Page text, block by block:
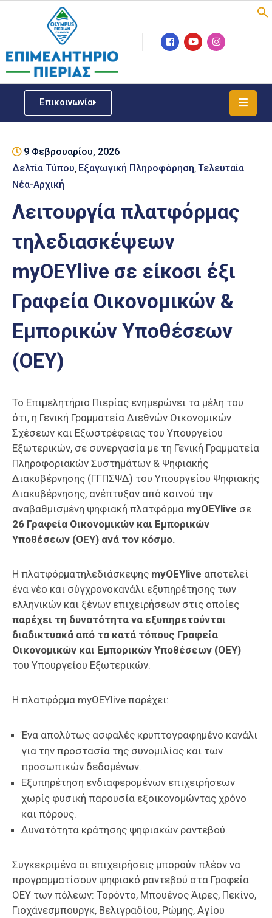
Επικοινωνία
Επιμελητήριο
Νέα
ΓΕΜΗ
Μητρώου
Επιχειρηματική
Έκθεση
Παραδοσιακών
Επαγγελμάτων
Έκθεση
ΕΒΕΠ-
ΚΜ
Πιερία
9 Φεβρουαρίου, 2026
Δελτία Τύπου Εξαγωγική Πληροφόρηση Τελευταία
Νέα-Αρχική
Λειτουργία πλατφόρμας
τηλεδιασκέψεων
myOEYlive σε είκοσι έξι
Γραφεία Οικονομικών &
Εμπορικών Υποθέσεων
(OEY)
Το Επιμελητήριο Πιερίας ενημερώνει τα μέλη του
ότι, η Γενική Γραμματεία Διεθνών Οικονομικών
Σχέσεων και Εξωστρέφειας του Υπουργείου
Εξωτερικών, σε συνεργασία με τη Γενική Γραμματεία
Πληροφοριακών Συστημάτων & Ψηφιακής
Διακυβέρνησης (ΓΓΠΣΨΔ) του Υπουργείου Ψηφιακής
Διακυβέρνησης, ανέπτυξαν από κοινού την
αναβαθμισμένη ψηφιακή πλατφόρμα myOEYlive σε
26 Γραφεία Οικονομικών και Εμπορικών
Υποθέσεων (ΟΕΥ) ανά τον κόσμο.
Η πλατφόρματηλεδιάσκεψης myOEYlive αποτελεί
ένα νέο και σύγχρονοκανάλι εξυπηρέτησης των
ελληνικών και ξένων επιχειρήσεων στις οποίες
παρέχει τη δυνατότητα να εξυπηρετούνται
διαδικτυακά από τα κατά τόπους Γραφεία
Οικονομικών και Εμπορικών Υποθέσεων (ΟΕΥ)
του Υπουργείου Εξωτερικών.
Η πλατφόρμα myOEYlive παρέχει:
Ένα απολύτως ασφαλές κρυπτογραφημένο κανάλι
για την προστασία της συνομιλίας και των
προσωπικών δεδομένων.
Εξυπηρέτηση ενδιαφερομένων επιχειρήσεων
χωρίς φυσική παρουσία εξοικονομώντας χρόνο
και πόρους.
Δυνατότητα κράτησης ψηφιακών ραντεβού.
Συγκεκριμένα οι επιχειρήσεις μπορούν πλέον να
προγραμματίσουν ψηφιακό ραντεβού στα Γραφεία
ΟΕΥ των πόλεων: Τορόντο, Μπουένος Άιρες, Πεκίνο,
Γιοχάνεσμπουργκ, Βελιγραδίου, Ρώμης, Αγίου